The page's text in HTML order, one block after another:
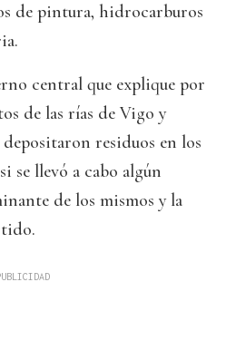
de pintura, hidrocarburos
central que explique por
de las rías de Vigo y
residuos en los
se llevó a cabo algún
de los mismos y la